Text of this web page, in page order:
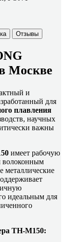
Отзывы
Москве
и
для
плавления
научных
важны
имеет рабочую
волоконным
металлические
идеальным для
TH-M150: